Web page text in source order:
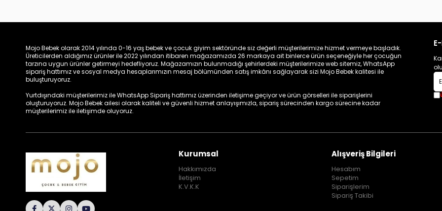
Mojo Bebek olarak 2014 yılında 0-16 yaş bebek ve çocuk giyim sektöründe siz değerli müşterilerimize hizmet vermeye başladık.
Üreticilerden aldığımız ürünler ile 2022 yılından itibaren mağazamızda 26 markaya ait binlerce ürün seçeneğiyle her çocuğun
tarzına uygun ürünler getirmeyi hedefliyoruz. Mağazamızın bulunmadığı şehirlerdeki müşterilerimize web sitemiz, WhatsApp
sipariş hattımız ve sosyal medya hesaplarımızın mesaj bölümünden satış imkânı sağlayarak sizi Mojo Bebek kalitesi ile
buluşturuyoruz.
Yurtdışındaki müşterilerimiz ile WhatsApp Sipariş hattımız üzerinden iletişime geçiyor ve ürün görselleri ile siparişlerini
oluşturuyoruz. Mojo Bebek ailesi olarak kaliteli ve güvenli hizmet anlayışımızla, sipariş sürecinden kargo sürecine kadar
müşterilerimiz ile iletişimde oluyoruz.
Kurumsal
Hakkımızda
İletişim
K.V.K.K
Alışveriş Bilgileri
Hesabım
Sepetim
Siparişlerim
Sipariş Takibi